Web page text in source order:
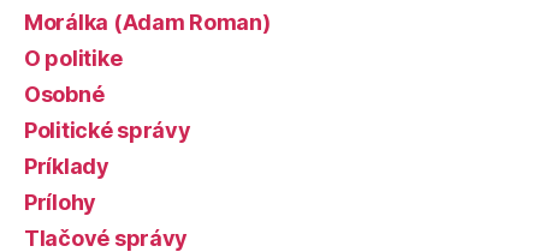
Morálka (Adam Roman)
O politike
Osobné
Politické správy
Príklady
Prílohy
Tlačové správy